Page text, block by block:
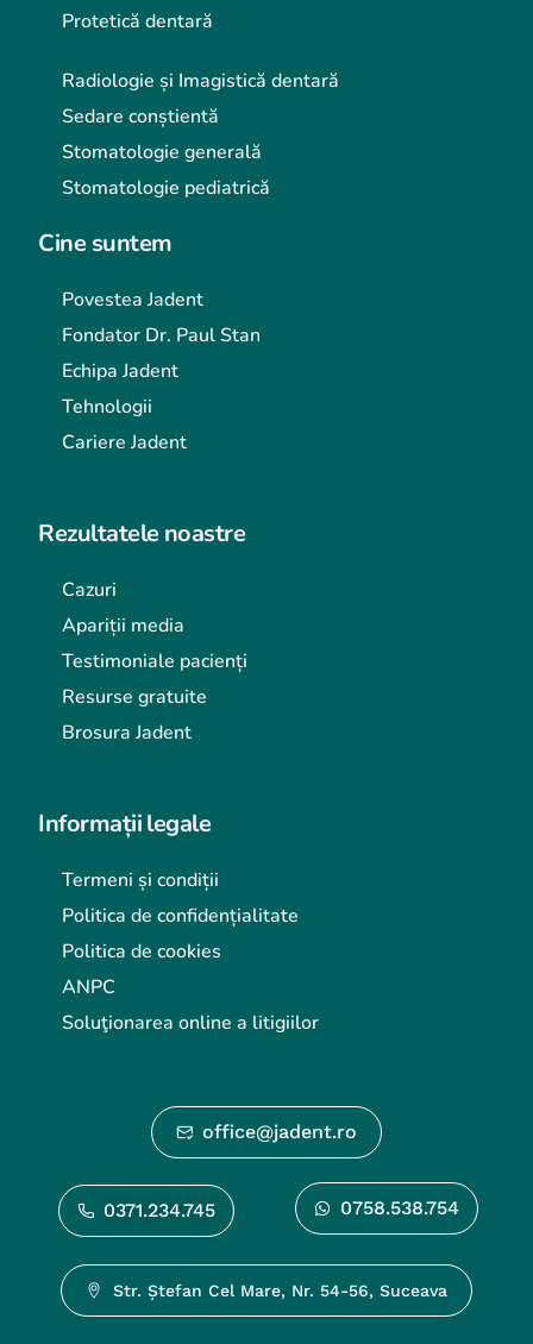
Protetică dentară
Radiologie și Imagistică dentară
Sedare conștientă
Stomatologie generală
Stomatologie pediatrică
Cine suntem
Povestea Jadent
Fondator Dr. Paul Stan
Echipa Jadent
Tehnologii
Cariere Jadent
Rezultatele noastre
Cazuri
Apariții media
Testimoniale pacienți
Resurse gratuite
Brosura Jadent
Informații legale
Termeni și condiții
Politica de confidențialitate
Politica de cookies
ANPC
Soluţionarea online a litigiilor
office@jadent.ro
0371.234.745 0758.538.754
Str. Ștefan Cel Mare, Nr. 54-56, Suceava